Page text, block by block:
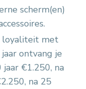
scherm(en)
loyaliteit met
ontvang je
€1.250, na
na 25